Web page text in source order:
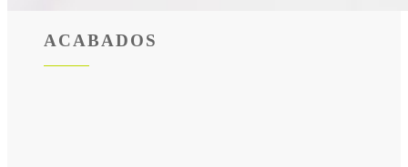
ACABADOS